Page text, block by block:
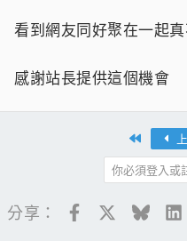
看到網友同好聚在一起
感謝站長提供這個機會
你必須登入或
分享： Facebook